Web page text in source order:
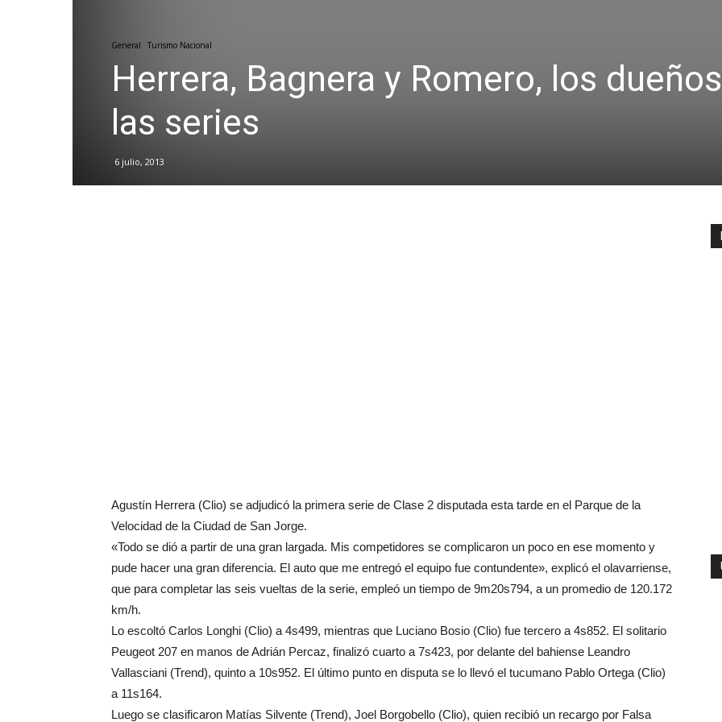
General Turismo Nacional
Herrera, Bagnera y Romero, los
las series
6 julio, 2013
Agustín Herrera (Clio) se adjudicó la primera serie de Clase 2 disputada esta tarde en el Parque de la
Velocidad de la Ciudad de San Jorge.
«Todo se dió a partir de una gran largada. Mis competidores se complicaron un poco en ese momento y
pude hacer una gran diferencia. El auto que me entregó el equipo fue contundente», explicó el olavarriense,
que para completar las seis vueltas de la serie, empleó un tiempo de 9m20s794, a un promedio de 120.172
km/h.
Lo escoltó Carlos Longhi (Clio) a 4s499, mientras que Luciano Bosio (Clio) fue tercero a 4s852. El solitario
Peugeot 207 en manos de Adrián Percaz, finalizó cuarto a 7s423, por delante del bahiense Leandro
Vallasciani (Trend), quinto a 10s952. El último punto en disputa se lo llevó el tucumano Pablo Ortega (Clio)
a 11s164.
Luego se clasificaron Matías Silvente (Trend), Joel Borgobello (Clio), quien recibió un recargo por Falsa